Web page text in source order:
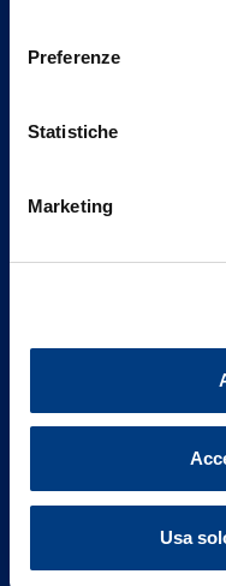
Preferenze
Statistiche
Marketing
Usa
FAQ
Governance
Investor Relations